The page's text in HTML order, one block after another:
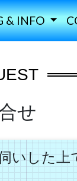
& INFO
せ
いした